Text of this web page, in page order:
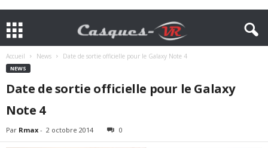
Accueil News Date de sortie officielle pour le Galaxy Note 4
NEWS
Date de sortie officielle pour le Galaxy
Note 4
Par Rmax - 2 octobre 2014 0